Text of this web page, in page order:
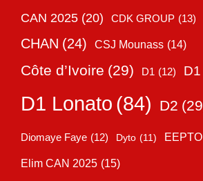
CAN 2025 (20) CDK GROUP (13)
CHAN (24) CSJ Mounass (14)
Côte d’Ivoire (29) D1 (12)
D1 Lonato (84) D2
Diomaye Faye (12) Dyto (11) EEPTO
Elim CAN 2025 (15)